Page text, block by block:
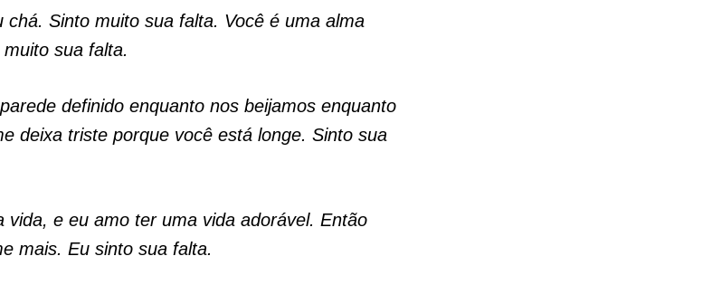
chá. Sinto muito sua falta. Você é uma alma
sua falta.
definido enquanto nos beijamos enquanto
deixa triste porque você está longe. Sinto sua
vida, e eu amo ter uma vida adorável. Então
mais. Eu sinto sua falta.